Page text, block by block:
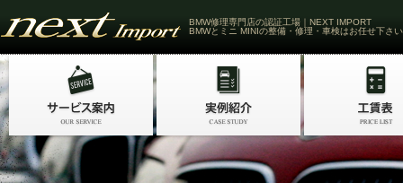
BMW修理専門店の認証工場｜NEXT IMPORT
BMWとミニ MINIの整備・修理・車検はお任せ下さい